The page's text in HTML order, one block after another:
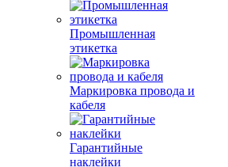
Промышленная
этикетка
Маркировка провода и
кабеля
Гарантийные
наклейки